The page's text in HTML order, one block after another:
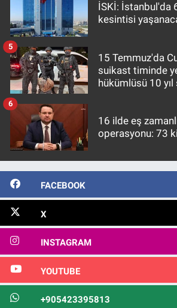
İSKİ: İstanbul'da
kesintisi
15 Temmuz'da
suikast timinde
hükümlüsü 10 yıl
5
16 ilde eş
operasyonu: 73
6
FACEBOOK
X
INSTAGRAM
YOUTUBE
+905423395813